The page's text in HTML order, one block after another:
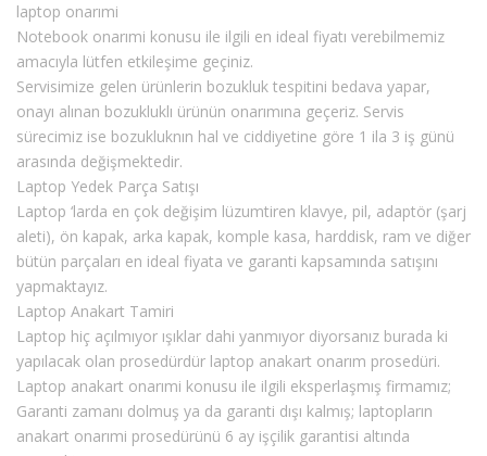
laptop onarımi
Notebook onarımi konusu ile ilgili en ideal fiyatı verebilmemiz
amacıyla lütfen etkileşime geçiniz.
Servisimize gelen ürünlerin bozukluk tespitini bedava yapar,
onayı alınan bozukluklı ürünün onarımına geçeriz. Servis
sürecimiz ise bozukluknın hal ve ciddiyetine göre 1 ila 3 iş günü
arasında değişmektedir.
Laptop Yedek Parça Satışı
Laptop ‘larda en çok değişim lüzumtiren klavye, pil, adaptör (şarj
aleti), ön kapak, arka kapak, komple kasa, harddisk, ram ve diğer
bütün parçaları en ideal fiyata ve garanti kapsamında satışını
yapmaktayız.
Laptop Anakart Tamiri
Laptop hiç açılmıyor ışıklar dahi yanmıyor diyorsanız burada ki
yapılacak olan prosedürdür laptop anakart onarım prosedüri.
Laptop anakart onarımi konusu ile ilgili eksperlaşmış firmamız;
Garanti zamanı dolmuş ya da garanti dışı kalmış; laptopların
anakart onarımi prosedürünü 6 ay işçilik garantisi altında